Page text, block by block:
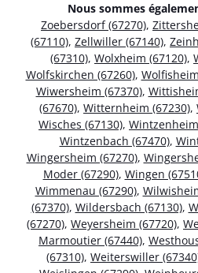
Nous sommes
Zoebersdorf (67270),
(67110), Zellwiller (67140),
(67310), Wolxheim (67120),
Wolfskirchen (67260),
Wiwersheim (67370),
(67670), Witternheim (67230),
Wisches (67130),
Wintzenbach (67470),
Wingersheim (67270),
Moder (67290), Wingen
Wimmenau (67290),
(67370), Wildersbach (67130),
(67270), Weyersheim (67720),
Marmoutier (67440),
(67310), Weiterswiller